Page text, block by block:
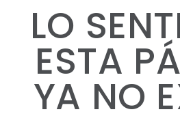
LO
ESTA
YA NO